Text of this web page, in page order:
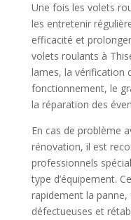
Une fois les volets
les entretenir
efficacité et
volets roulants à
lames, la vérification
fonctionnement, le
la réparation des
En cas de problème
rénovation, il est
professionnels
type d’équipement.
rapidement la panne,
défectueuses et